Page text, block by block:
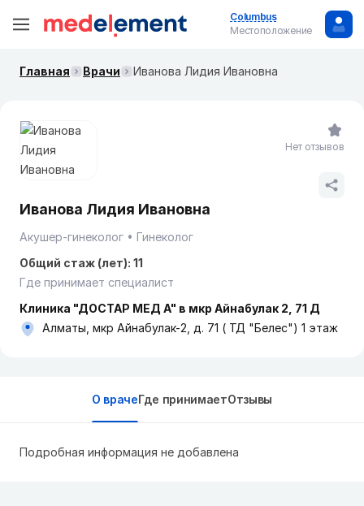
Columbus
Местоположение
Главная Врачи Иванова Лидия Ивановна
Иванова Лидия Ивановна
Акушер-гинеколог
Гинеколог
Общий стаж (лет): 11
Где принимает специалист
Клиника "ДОСТАР МЕД А" в мкр Айнабулак 2, 71 Д
Алматы, мкр Айнабулак-2, д. 71 ( ТД "Белес") 1 этаж
Нет отзывов
О врачеГде принимаетОтзывы
Подробная информация не добавлена